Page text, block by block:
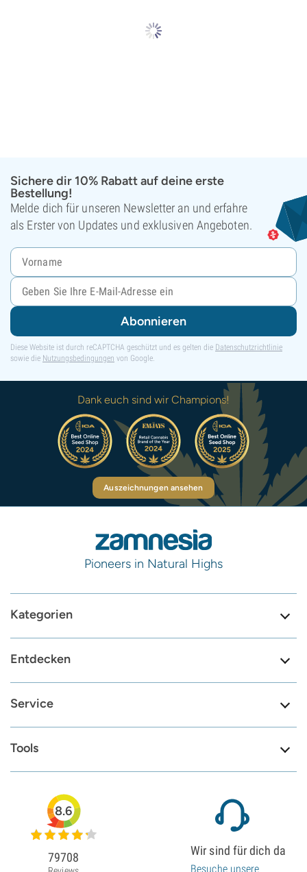
Sichere dir 10% Rabatt auf deine erste
Bestellung!
Melde dich für unseren Newsletter an und erfahre
als Erster von Updates und exklusiven Angeboten.
Abonnieren
Diese Website ist durch reCAPTCHA geschützt und es gelten die Datenschutzrichtlinie
sowie die Nutzungsbedingungen von Google.
Dank euch sind wir Champions!
Auszeichnungen ansehen
Pioneers in Natural Highs
Kategorien
Entdecken
Service
Tools
8.6
79708 Wir sind für dich da
Besuche unsere